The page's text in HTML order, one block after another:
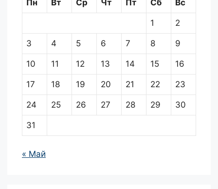
Пн
Вт Ср Чт Пт Сб Вс
1 2
3 4 5 6 7 8 9
10 11 12 13 14 15 16
17 18 19 20 21 22 23
24 25 26 27 28 29 30
31
« Май